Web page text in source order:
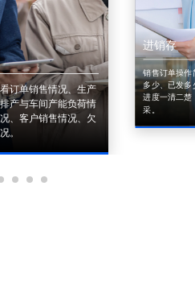
订单销售情况、生产
产与车间产能负荷情
、客户销售情况、欠
。
进销存
销售订单操作
多少、已发多
进度一清二楚
采。